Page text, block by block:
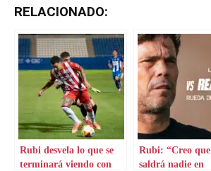
RELACIONADO:
Rubi desvela lo que se
terminará viendo con
Rubi: “Creo
saldrá nadie en